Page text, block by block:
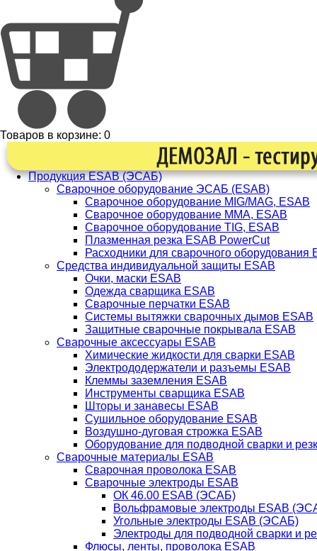
Товаров в корзине: 0
Продукция ESAB (ЭСАБ)
Сварочное оборудование ЭСАБ (ESAB)
Сварочное оборудование MIG/MAG, ESAB
Сварочное оборудование ММА, ESAB
Сварочное оборудование TIG, ESAB
Плазменная резка ESAB PowerCut
Расходники для сварочного оборудования
Средства индивидуальной защиты ESAB
Очки, маски ESAB
Одежда сварщика ESAB
Сварочные перчатки ESAB
Системы вытяжки сварочных дымов ESAB
Защитные сварочные покрывала ESAB
Сварочные аксессуары ESAB
Химические жидкости для сварки ESAB
Электрододержатели и разъемы ESAB
Клеммы заземления ESAB
Инструменты сварщика ESAB
Шторы и занавесы ESAB
Сушильное оборудование ESAB
Воздушно-дуговая строжка ESAB
Оборудование для подводной сварки и
Сварочные материалы ESAB
Сварочная проволока ESAB
Сварочные электроды ESAB
ОК 46.00 ESAB (ЭСАБ)
Вольфрамовые электроды ESAB
Угольные электроды ESAB (ЭСАБ)
Электроды для подводной сварки и
Флюсы, ленты, проволока ESAB